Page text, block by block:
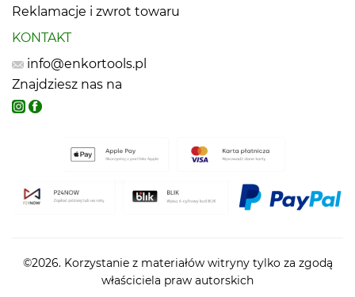
Reklamacje i zwrot towaru
KONTAKT
info@enkortools.pl
Znajdziesz nas na
©2026. Korzystanie z materiałów witryny tylko za zgodą
właściciela praw autorskich